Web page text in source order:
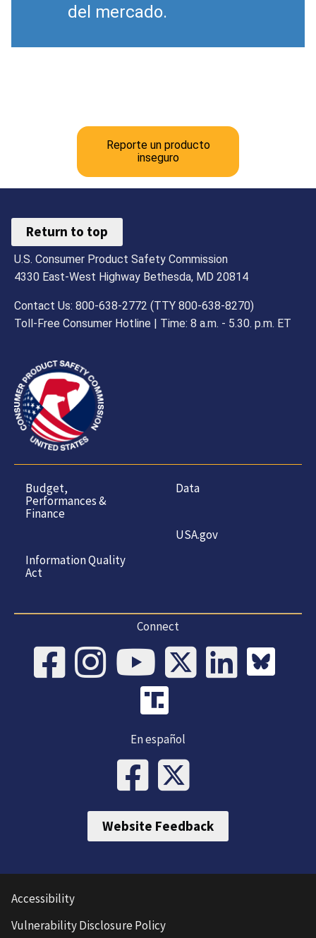
del mercado.
Reporte un producto
inseguro
Return to top
U.S. Consumer Product Safety Commission
4330 East-West Highway Bethesda, MD 20814
Contact Us: 800-638-2772 (TTY 800-638-8270)
Toll-Free Consumer Hotline | Time: 8 a.m. - 5.30. p.m. ET
Budget,
Performances &
Finance
Information Quality
Act
Data
USA.gov
Connect
En español
Website Feedback
Accessibility
Vulnerability Disclosure Policy